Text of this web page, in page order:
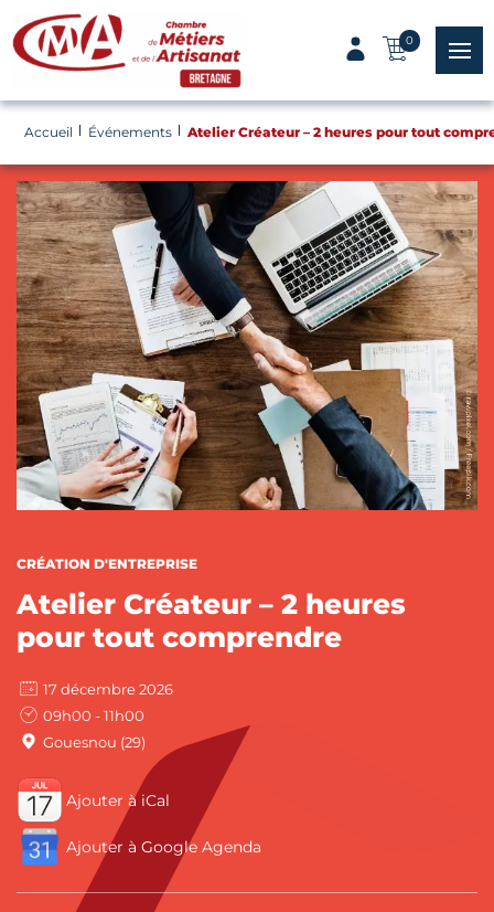
Panneau de gestion des cookies
0
menu
Accueil Événements Atelier Créateur – 2 heures pour tout
CATÉGORIES :
CRÉATION D'ENTREPRISE
Atelier Créateur – 2 heures
pour tout comprendre
17 décembre 2026
09h00 - 11h00
Gouesnou (29)
Ajouter à iCal
Ajouter à Google Agenda